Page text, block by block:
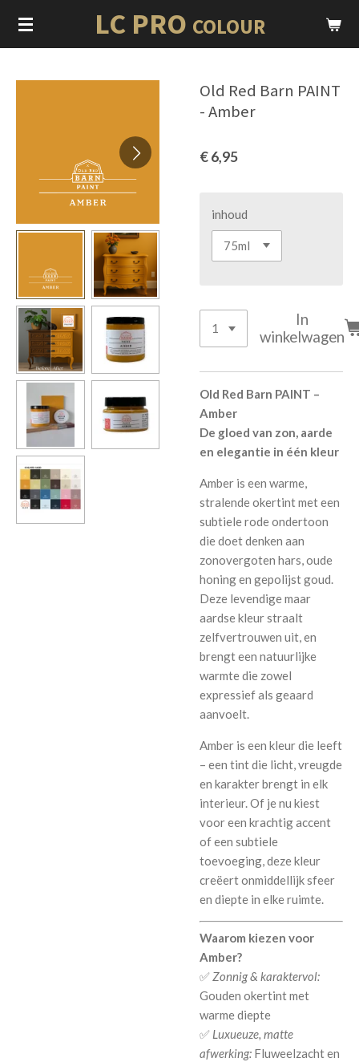
Ga
direct
LC PRO COLOUR
Old Red Barn PAINT
- Amber
€ 6,95
inhoud
In
winkelwagen
Old Red Barn PAINT –
Amber
De gloed van zon, aarde
en elegantie in één kleur
Amber is een warme,
stralende okertint met een
subtiele rode ondertoon
die doet denken aan
zonovergoten hars, oude
honing en gepolijst goud.
Deze levendige maar
aardse kleur straalt
zelfvertrouwen uit, en
brengt een natuurlijke
warmte die zowel
expressief als geaard
aanvoelt.
Amber is een kleur die leeft
– een tint die licht, vreugde
en karakter brengt in elk
interieur. Of je nu kiest
voor een krachtig accent
of een subtiele
toevoeging, deze kleur
creëert onmiddellijk sfeer
en diepte in elke ruimte.
Waarom kiezen voor
Amber?
✅Zonnig & karaktervol:
Gouden okertint met
warme diepte
✅ Luxueuze, matte
afwerking: Fluweelzacht en